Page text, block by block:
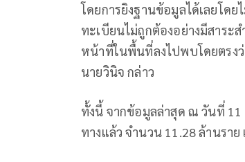
โดยการยิงฐานข้อมูลได้เลยโด
ทะเบียนไม่ถูกต้องอย่างมีสาระ
หน้าที่ในพื้นที่ลงไปพบโดยตรงว่
นายวินิจ กล่าว
ทั้งนี้ จากข้อมูลล่าสุด ​ณ วันที่
ทางแล้ว จำนวน 11.28 ล้านรา